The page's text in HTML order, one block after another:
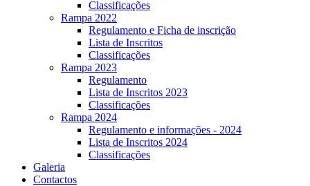
Classificações
Rampa 2022
Regulamento e Ficha de inscrição
Lista de Inscritos
Classificações
Rampa 2023
Regulamento
Lista de Inscritos 2023
Classificações
Rampa 2024
Regulamento e informações - 2024
Lista de Inscritos 2024
Classificações
Galeria
Contactos